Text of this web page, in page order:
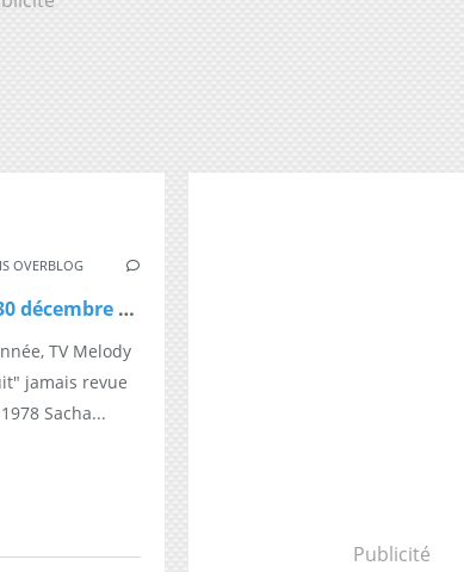
OVERBLOG
A partir du samedi 30 décembre à 20h40, TV Melody rediffusera "La belle nuit" jamais revue depuis le 31 décembre 1978
TV Melody
jamais revue
Sacha...
Publicité